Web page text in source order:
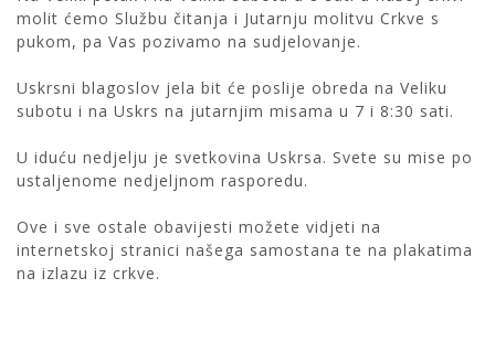
molit ćemo Službu čitanja i Jutarnju molitvu Crkve s
pukom, pa Vas pozivamo na sudjelovanje.
Uskrsni blagoslov jela bit će poslije obreda na Veliku
subotu i na Uskrs na jutarnjim misama u 7 i 8:30 sati.
U iduću nedjelju je svetkovina Uskrsa. Svete su mise po
ustaljenome nedjeljnom rasporedu.
Ove i sve ostale obavijesti možete vidjeti na
internetskoj stranici našega samostana te na plakatima
na izlazu iz crkve.